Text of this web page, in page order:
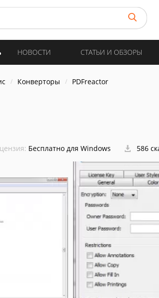
НОВОСТИ СТАТЬИ И ОБЗОРЫ
Конверторы PDFreactor
Бесплатно для Windows 586